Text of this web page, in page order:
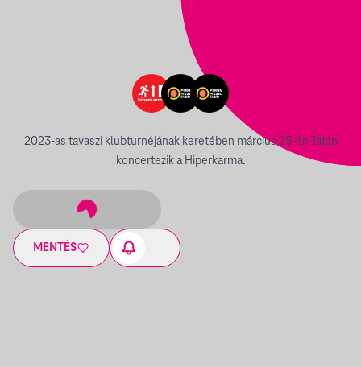
2023-as tavaszi klubturnéjának keretében március 25-én Tatán
koncertezik a Hiperkarma.
MENTÉS